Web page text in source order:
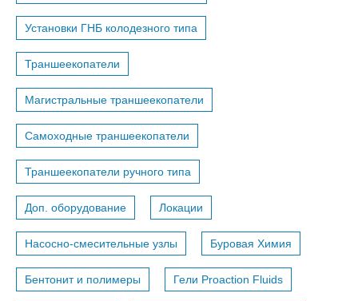
Установки ГНБ колодезного типа
Траншеекопатели
Магистральные траншеекопатели
Самоходные траншеекопатели
Траншеекопатели ручного типа
Доп. оборудование Локации
Насосно-смесительные узлы Буровая Химия
Бентонит и полимеры Гели Proaction Fluids